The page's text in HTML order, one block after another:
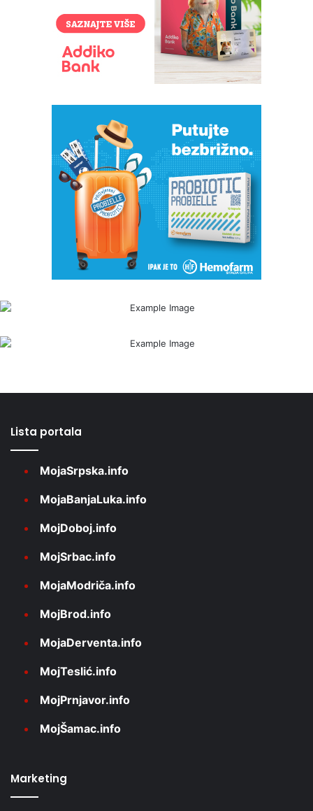
Lista portala
MojaSrpska.info
MojaBanjaLuka.info
MojDoboj.info
MojSrbac.info
MojaModriča.info
MojBrod.info
MojaDerventa.info
MojTeslić.info
MojPrnjavor.info
MojŠamac.info
Marketing